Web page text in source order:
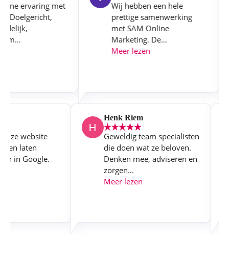
ervaring met
Doelgericht,
Wij hebben een hele
prettige samenwerking
met SAM Online
Marketing. De...
Meer lezen
onze website
en laten
in Google.
Henk Riem
Geweldig team specialisten
die doen wat ze beloven.
Denken mee, adviseren en
zorgen...
Meer lezen